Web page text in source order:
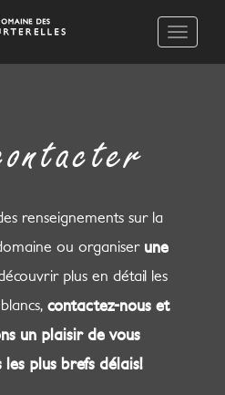
Toggle
renseignements sur la
ou organiser une
plus en détail les
contactez-nous et
un plaisir de vous
plus brefs délais!